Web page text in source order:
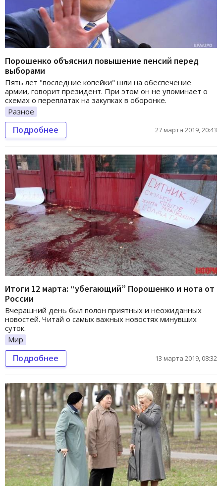
Порошенко объяснил повышение пенсий перед
выборами
Пять лет "последние копейки" шли на обеспечение
армии, говорит президент. При этом он не упоминает о
схемах о переплатах на закупках в оборонке.
Разное
Подробнее 27 марта 2019, 20:43
Итоги 12 марта: “убегающий” Порошенко и нота от
России
Вчерашний день был полон приятных и неожиданных
новостей. Читай о самых важных новостях минувших
суток.
Мир
Подробнее 13 марта 2019, 08:32